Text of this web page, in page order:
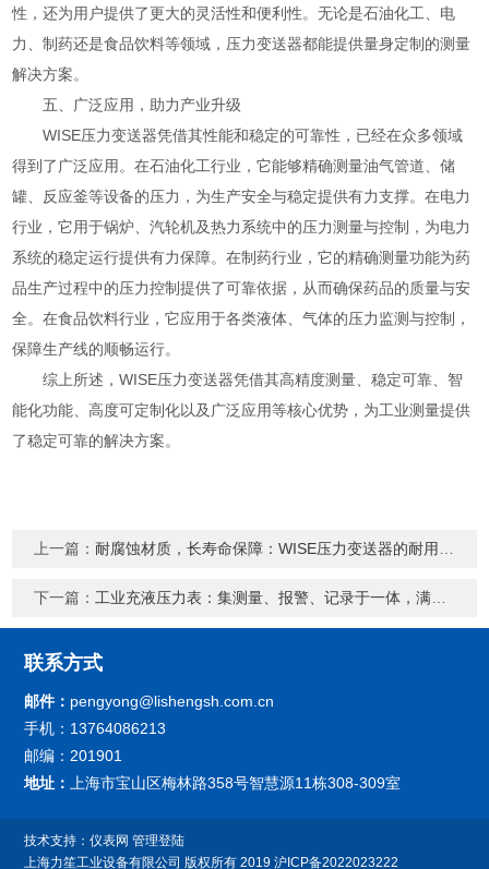
性，还为用户提供了更大的灵活性和便利性。无论是石油化工、电
力、制药还是食品饮料等领域，压力变送器都能提供量身定制的测量
解决方案。
五、广泛应用，助力产业升级
WISE压力变送器凭借其性能和稳定的可靠性，已经在众多领域
得到了广泛应用。在石油化工行业，它能够精确测量油气管道、储
罐、反应釜等设备的压力，为生产安全与稳定提供有力支撑。在电力
行业，它用于锅炉、汽轮机及热力系统中的压力测量与控制，为电力
系统的稳定运行提供有力保障。在制药行业，它的精确测量功能为药
品生产过程中的压力控制提供了可靠依据，从而确保药品的质量与安
全。在食品饮料行业，它应用于各类液体、气体的压力监测与控制，
保障生产线的顺畅运行。
综上所述，WISE压力变送器凭借其高精度测量、稳定可靠、智
能化功能、高度可定制化以及广泛应用等核心优势，为工业测量提供
了稳定可靠的解决方案。
上一篇：耐腐蚀材质，长寿命保障：WISE压力变送器的耐用密码
下一篇：工业充液压力表：集测量、报警、记录于一体，满足多样化需求
联系方式
邮件： pengyong@lishengsh.com.cn
手机：13764086213
邮编：201901
地址：上海市宝山区梅林路358号智慧源11栋308-309室
技术支持：仪表网 管理登陆
上海力笙工业设备有限公司 版权所有 2019沪ICP备2022023222